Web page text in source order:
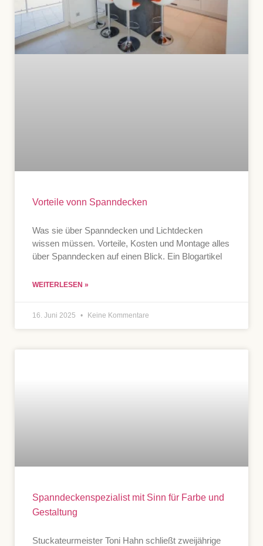
Vorteile vonn Spanndecken
Was sie über Spanndecken und Lichtdecken
wissen müssen. Vorteile, Kosten und Montage alles
über Spanndecken auf einen Blick. Ein Blogartikel
WEITERLESEN »
16. Juni 2025 Keine Kommentare
Spanndeckenspezialist mit Sinn für Farbe und
Gestaltung
Stuckateurmeister Toni Hahn schließt zweijährige